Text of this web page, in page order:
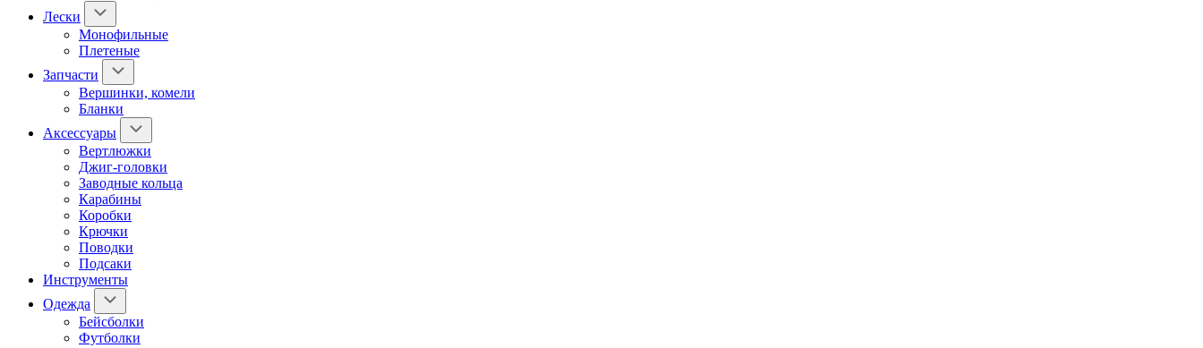
Лески
Монофильные
Плетеные
Запчасти
Вершинки, комели
Бланки
Аксессуары
Вертлюжки
Джиг-головки
Заводные кольца
Карабины
Коробки
Крючки
Поводки
Подсаки
Инструменты
Одежда
Бейсболки
Футболки